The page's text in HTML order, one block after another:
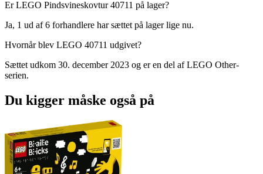
Er LEGO Pindsvineskovtur 40711 på lager?
Ja, 1 ud af 6 forhandlere har sættet på lager lige nu.
Hvornår blev LEGO 40711 udgivet?
Sættet udkom 30. december 2023 og er en del af LEGO Other-
serien.
Du kigger måske også på